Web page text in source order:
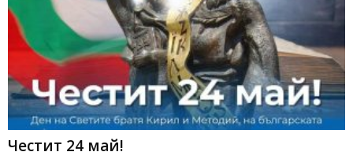
Честит 24 май!